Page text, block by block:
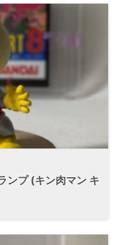
ンプ (キン肉マン キ